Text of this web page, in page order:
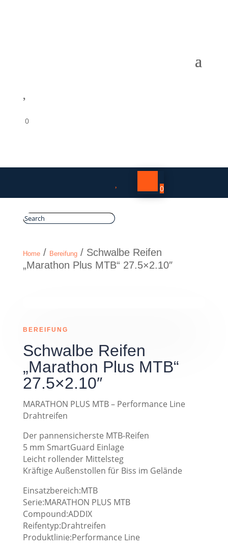
0
0
Home/ Bereifung/ Schwalbe Reifen
„Marathon Plus MTB“ 27.5×2.10″
BEREIFUNG
Schwalbe Reifen
„Marathon Plus MTB“
27.5×2.10″
MARATHON PLUS MTB – Performance Line
Drahtreifen
Der pannensicherste MTB-Reifen
5 mm SmartGuard Einlage
Leicht rollender Mittelsteg
Kräftige Außenstollen für Biss im Gelände
Einsatzbereich:MTB
Serie:MARATHON PLUS MTB
Compound:ADDIX
Reifentyp:Drahtreifen
Produktlinie:Performance Line